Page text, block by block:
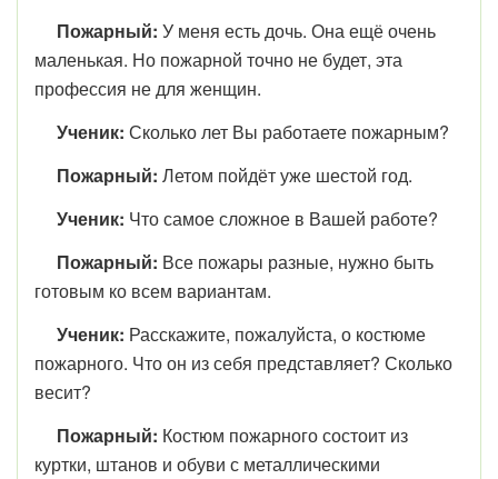
Пожарный: У меня есть дочь. Она ещё очень
маленькая. Но пожарной точно не будет, эта
профессия не для женщин.
Ученик: Сколько лет Вы работаете пожарным?
Пожарный: Летом пойдёт уже шестой год.
Ученик: Что самое сложное в Вашей работе?
Пожарный: Все пожары разные, нужно быть
готовым ко всем вариантам.
Ученик: Расскажите, пожалуйста, о костюме
пожарного. Что он из себя представляет? Сколько
весит?
Пожарный: Костюм пожарного состоит из
куртки, штанов и обуви с металлическими